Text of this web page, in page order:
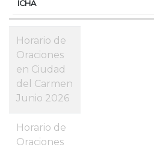
Horario de
Oraciones
en Ciudad
del Carmen
Junio 2026
Horario de
Oraciones